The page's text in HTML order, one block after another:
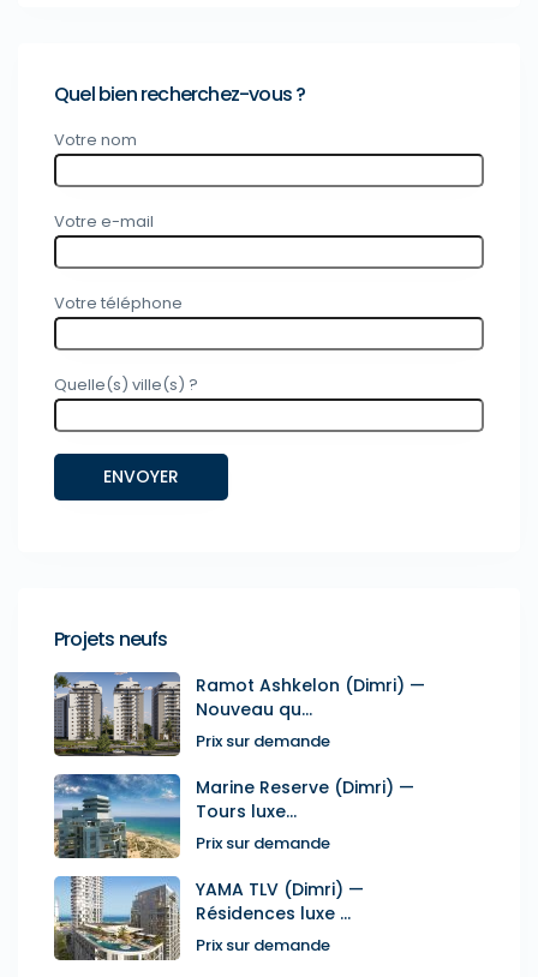
Quel bien recherchez-vous ?
Votre nom
Votre e-mail
Votre téléphone
Quelle(s) ville(s) ?
Projets neufs
Ramot Ashkelon (Dimri) —
Nouveau qu...
Prix sur demande
Marine Reserve (Dimri) —
Tours luxe...
Prix sur demande
YAMA TLV (Dimri) —
Résidences luxe ...
Prix sur demande